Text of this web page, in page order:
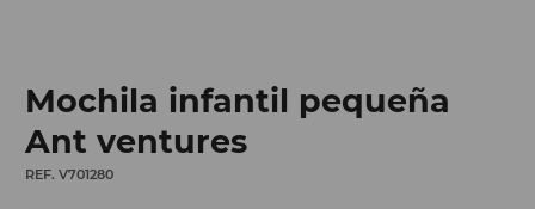
Mochila infantil pequeña
Ant ventures
REF. V701280